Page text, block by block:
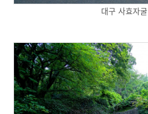
대구 사효자